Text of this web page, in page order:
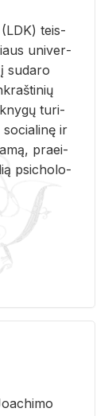
(LDK) teis­
uni­ver­
su­da­ro
kny­gų tu­ri­
ir
pra­ei­
psi­cho­lo­